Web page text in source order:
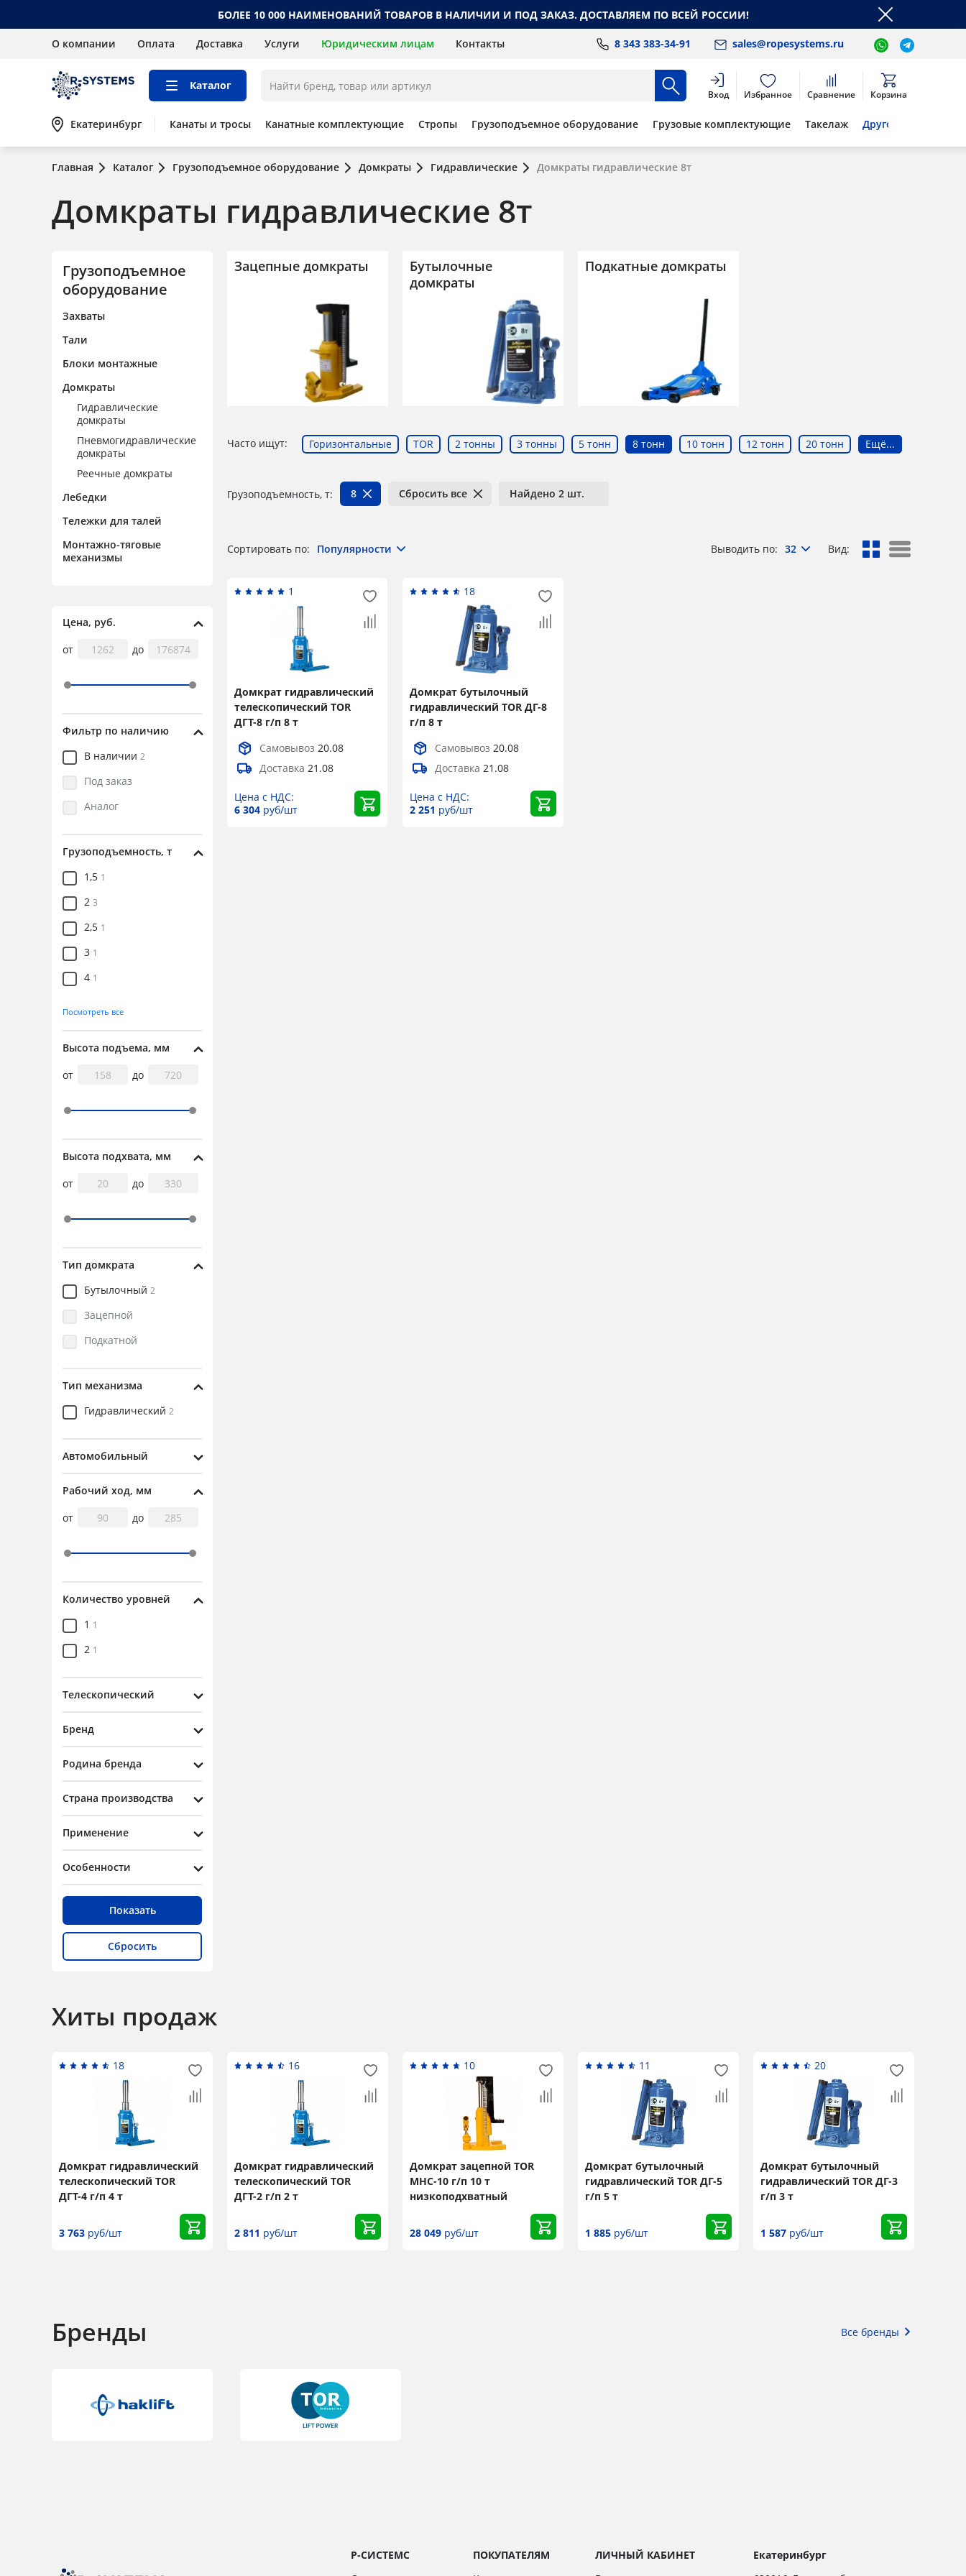
БОЛЕЕ 10 000 НАИМЕНОВАНИЙ ТОВАРОВ В НАЛИЧИИ И ПОД ЗАКАЗ. ДОСТАВЛЯЕМ ПО ВСЕЙ РОССИИ!
О компании Оплата Доставка Услуги Юридическим лицам Контакты 8 343 383-34-91 sales@ropesystems.ru
Каталог
Вход Избранное Сравнение Корзина
Екатеринбург Канаты и тросы Канатные комплектующие Стропы Грузоподъемное оборудование Грузовые комплектующие Такелаж Другое
Главная Каталог Грузоподъемное оборудование Домкраты Гидравлические Домкраты гидравлические 8т
Домкраты гидравлические 8т
Грузоподъемное
оборудование
Захваты
Тали
Блоки монтажные
Домкраты
Гидравлические
домкраты
Пневмогидравлические
домкраты
Реечные домкраты
Лебедки
Тележки для талей
Монтажно-тяговые
механизмы
Цена, руб.
от
до
Фильтр по наличию
В наличии 2
Под заказ
Аналог
Грузоподъемность, т
1,5 1
2 3
2,5 1
3 1
4 1
61
82
10 5
20 2
253
Посмотреть все
Высота подъема, мм
от
до
Высота подхвата, мм
от
до
Тип домкрата
Бутылочный 2
Зацепной
Подкатной
Тип механизма
Гидравлический 2
Автомобильный
Рабочий ход, мм
от
до
Количество уровней
1 1
2 1
Телескопический
Бренд
Родина бренда
Страна производства
Применение
Особенности
Показать
Сбросить
Зацепные домкраты
Бутылочные
домкраты
Подкатные домкраты
Часто ищут: Горизонтальные TOR 2 тонны 3 тонны 5 тонн 8 тонн 10 тонн 12 тонн 20 тонн Ещё...
Грузоподъемность, т: 8 Сбросить все Найдено 2 шт.
Сортировать по: Популярности Выводить по: 32 Вид:
1
Домкрат гидравлический
телескопический TOR
ДГТ-8 г/п 8 т
Самовывоз 20.08
Доставка 21.08
Цена с НДС:
6 304 руб/шт
18
Домкрат бутылочный
гидравлический TOR ДГ-8
г/п 8 т
Самовывоз20.08
Доставка21.08
Цена с НДС:
2 251 руб/шт
Хиты продаж
18
Домкрат гидравлический
телескопический TOR
ДГТ-4 г/п 4 т
3 763 руб/шт
16
Домкрат гидравлический
телескопический TOR
ДГТ-2 г/п 2 т
2 811 руб/шт
10
Домкрат зацепной TOR
MHC-10 г/п 10 т
низкоподхватный
28 049 руб/шт
11
Домкрат бутылочный
гидравлический TOR ДГ-5
г/п 5 т
1 885 руб/шт
20
Домкрат бутылочный
гидравлический TOR ДГ-3
г/п 3 т
1 587 руб/шт
Бренды Все бренды
Р-СИСТЕМС
ПОКУПАТЕЛЯМ
ЛИЧНЫЙ КАБИНЕТ
Екатеринбург